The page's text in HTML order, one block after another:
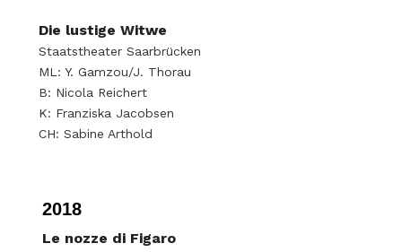
Die lustige Witwe
Staatstheater Saarbrücken
ML: Y. Gamzou/J. Thorau
B: Nicola Reichert
K: Franziska Jacobsen
CH: Sabine Arthold
2018
Le nozze di Figaro